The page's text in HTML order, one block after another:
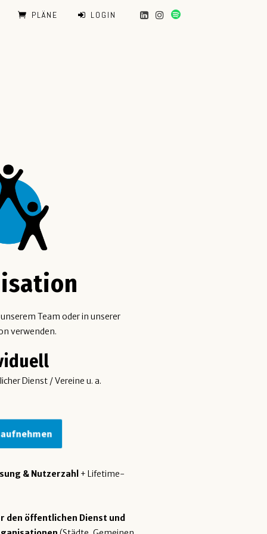
PLÄNE LOGIN
Team oder in unserer
verwenden.
Dienst / Vereine u. a.
& Nutzerzahl + Lifetime-
den öffentlichen Dienst und